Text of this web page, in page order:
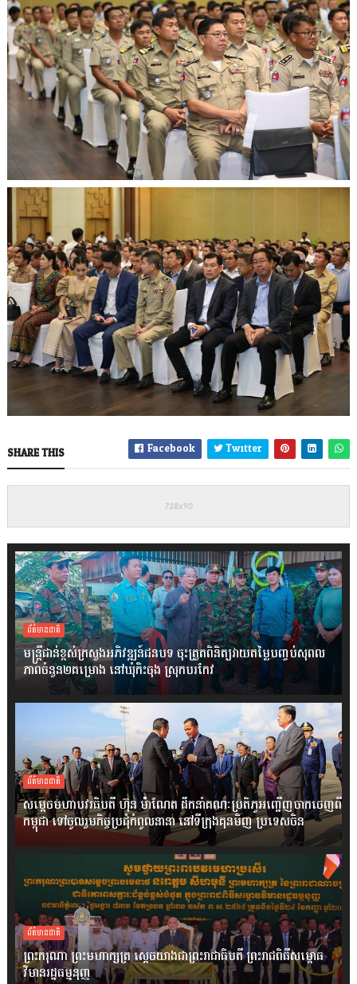
SHARE THIS Facebook Twitter
ព័ត៌មានជាតិ
មន្ត្រីជាន់ខ្ពស់ក្រសួងអភិវឌ្ឍន៍ជនបទ ចុះត្រួតពិនិត្យវាយតម្លៃបញ្ចប់សុពល
ភាពចំនួន២គម្រោង នៅឃុំកិះចុង ស្រុកបរកែវ
ព័ត៌មានជាតិ
សម្តេចមហាបវរធិបតី ហ៊ុន ម៉ាណែត ដឹកនាំគណៈប្រតិភូអញ្ជើញចាកចេញពី
កម្ពុជា ទៅចូលរួមកិច្ចប្រជុំកំពូលនានា នៅទីក្រុងគុនមិញ ប្រទេសចិន
ព័ត៌មានជាតិ
ព្រះករុណា ព្រះមហាក្សត្រ ស្តេចយាងជាព្រះរាជាធិបតី ព្រះរាជពិធីសម្ពោធ
វិមានរដ្ឋធម្មនុញ្ញ